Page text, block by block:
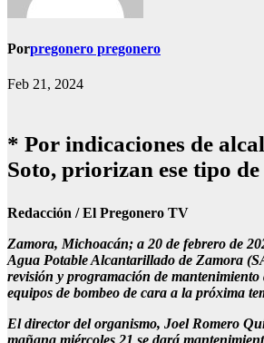
Porpregonero pregonero
Feb 21, 2024
* Por indicaciones de
Soto, priorizan ese tipo de
Redacción / El Pregonero TV
Zamora, Michoacán; a 20 de febrero de
Agua Potable Alcantarillado de Zamora
revisión y programación de mantenimiento
equipos de bombeo de cara a la próxima
El director del organismo, Joel Romero